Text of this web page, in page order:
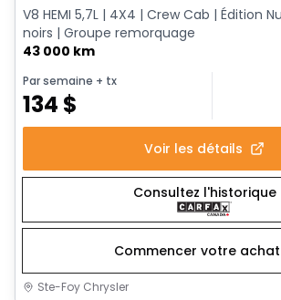
V8 HEMI 5,7L | 4X4 | Crew Cab | Édition
noirs | Groupe remorquage
43 000 km
Par semaine + tx
134 $
Voir les détails
Consultez l'historique
Commencer votre achat
Ste-Foy Chrysler